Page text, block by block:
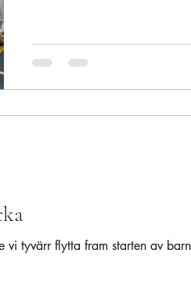
vi tyvärr flytta fram starten av